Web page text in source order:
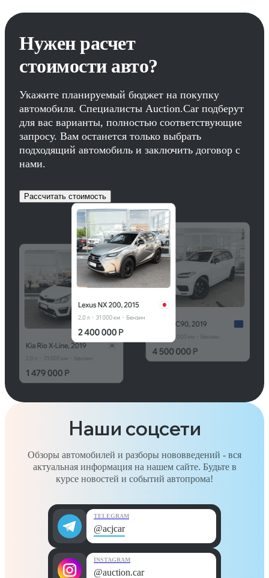
Нужен расчет
стоимости авто?
Укажите планируемый бюджет на покупку
автомобиля. Специалисты Auction.Car подберут
для вас варианты, полностью соответствующие
запросу. Вам останется только выбрать
подходящий автомобиль и заключить договор с
нами.
Рассчитать стоимость
Наши соцсети
Обзоры автомобилей и разборы нововведений - вся
актуальная информация на нашем сайте. Будьте в
курсе новостей и событий автопрома!
TELEGRAM
@acjcar
INSTAGRAM
@auction.car